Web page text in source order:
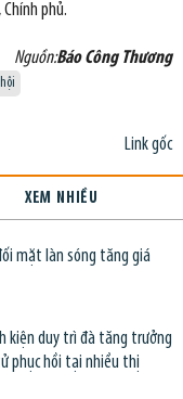
phủ.
Nguồn:Báo Công Thương
Link gốc
XEM NHIỀU
mặt làn sóng tăng giá
kiện duy trì đà tăng trưởng
phục hồi tại nhiều thị